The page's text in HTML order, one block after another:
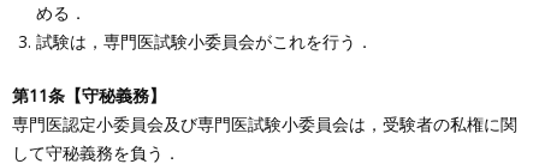
める．
試験は，専門医試験小委員会がこれを行う．
第11条【守秘義務】
専門医認定小委員会及び専門医試験小委員会は，受験者の私権に関
して守秘義務を負う．